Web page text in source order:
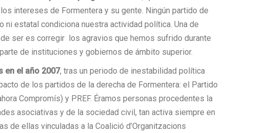
intereses de Formentera y su gente. Ningún partido de
ni estatal condiciona nuestra actividad política. Una de
ser es corregir los agravios que hemos sufrido durante
de instituciones y gobiernos de ámbito superior.
en el año 2007, tras un periodo de inestabilidad política
de los partidos de la derecha de Formentera: el Partido
Compromís) y PREF. Éramos personas procedentes la
asociativas y de la sociedad civil, tan activa siempre en
de ellas vinculadas a la Coalició d’Organitzacions